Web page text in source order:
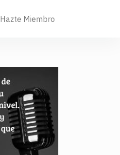
Hazte Miembro